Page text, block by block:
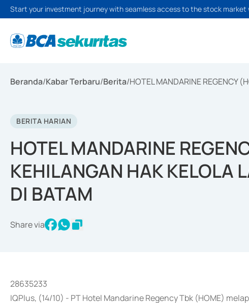
Start your investment journey with seamless access to the stock market
Beranda/Kabar Terbaru/Berita/HOTEL MANDARINE REGENCY
BERITA HARIAN
HOTEL MANDARINE
KEHILANGAN HAK KELOLA
DI BATAM
Share via
28635233
IQPlus, (14/10) - PT Hotel Mandarine Regency Tbk (HOME)